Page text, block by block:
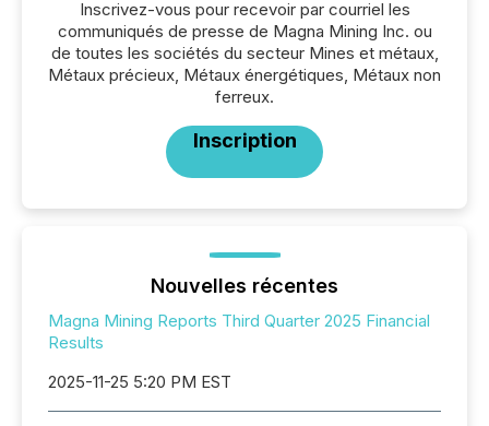
Inscrivez-vous pour recevoir par courriel les
communiqués de presse de Magna Mining Inc. ou
de toutes les sociétés du secteur Mines et métaux,
Métaux précieux, Métaux énergétiques, Métaux non
ferreux.
Inscription
Nouvelles récentes
Magna Mining Reports Third Quarter 2025 Financial
Results
2025-11-25 5:20 PM EST